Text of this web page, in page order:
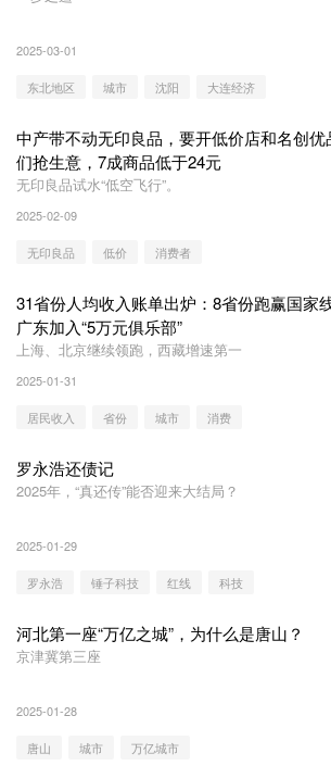
2025-03-01
东北地区 城市 沈阳 大连经济
中产带不动无印良品，要开低价店和名创优
们抢生意，7成商品低于24元
无印良品试水“低空飞行”。
2025-02-09
无印良品 低价 消费者
31省份人均收入账单出炉：8省份跑赢国家
广东加入“5万元俱乐部”
上海、北京继续领跑，西藏增速第一
2025-01-31
居民收入 省份 城市 消费
罗永浩还债记
2025年，“真还传”能否迎来大结局？
2025-01-29
罗永浩 锤子科技 红线 科技
河北第一座“万亿之城”，为什么是唐山？
京津冀第三座
2025-01-28
唐山 城市 万亿城市